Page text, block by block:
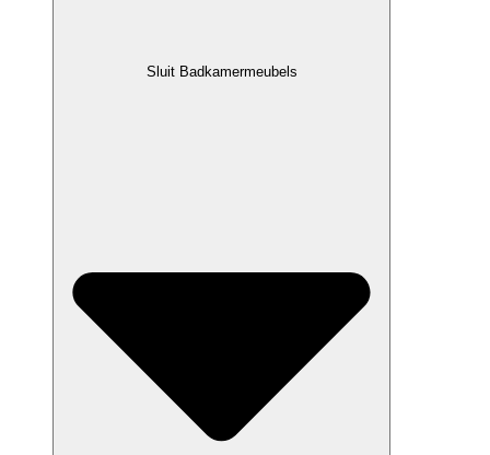
Sluit Badkamermeubels